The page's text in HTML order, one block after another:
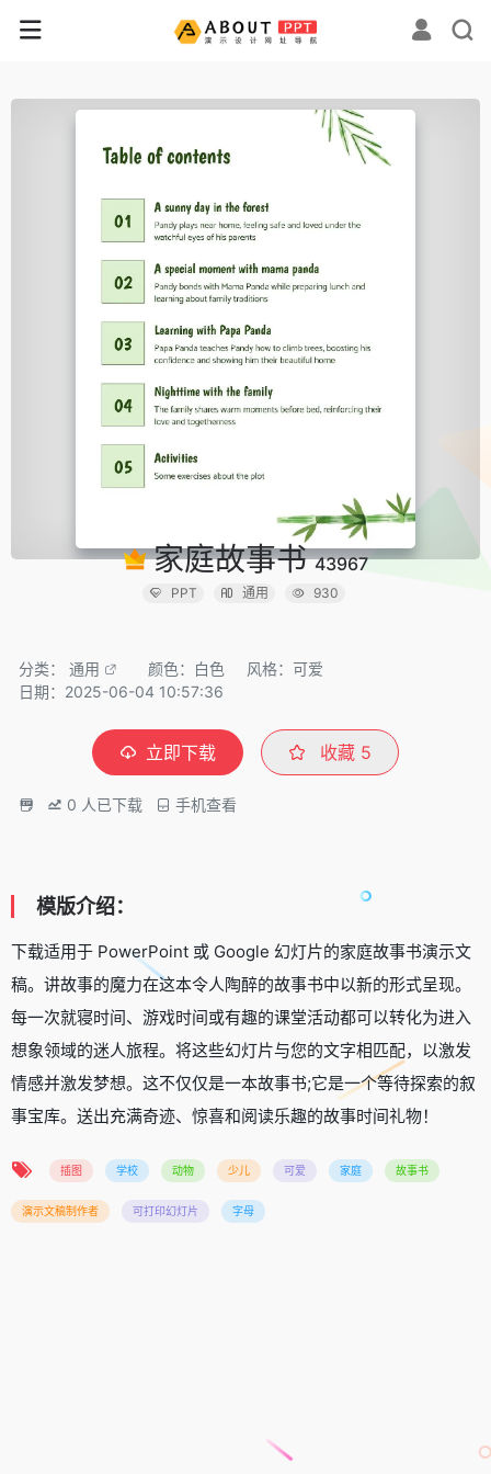
家庭故事书43967
PPT 通用 930
分类： 通用 颜色：白色
风格：可爱
日期：2025-06-04 10:57:36
立即下载 收藏 5
0 人已下载 手机查看
模版介绍：
下载适用于 PowerPoint 或 Google 幻灯片的家庭故事书演示文
稿。讲故事的魔力在这本令人陶醉的故事书中以新的形式呈现。
每一次就寝时间、游戏时间或有趣的课堂活动都可以转化为进入
想象领域的迷人旅程。将这些幻灯片与您的文字相匹配，以激发
情感并激发梦想。这不仅仅是一本故事书;它是一个等待探索的叙
事宝库。送出充满奇迹、惊喜和阅读乐趣的故事时间礼物！
插图 学校 动物 少儿 可爱 家庭 故事书
演示文稿制作者 可打印幻灯片 字母